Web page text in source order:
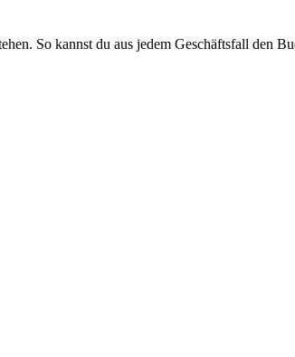
So kannst du aus jedem Geschäftsfall den